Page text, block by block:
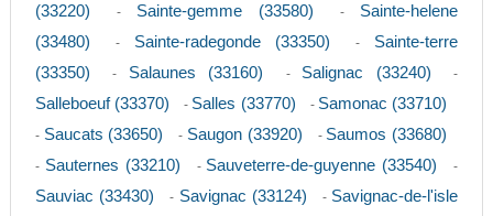
(33220)
- Sainte-gemme (33580) - Sainte-helene
(33480)
- Sainte-radegonde (33350) - Sainte-terre
(33350)
- Salaunes (33160) - Salignac (33240) -
Salleboeuf (33370) - Salles (33770) - Samonac (33710)
- Saucats (33650) - Saugon (33920) - Saumos (33680)
- Sauternes (33210) - Sauveterre-de-guyenne (33540) -
Sauviac (33430) - Savignac (33124) - Savignac-de-l'isle